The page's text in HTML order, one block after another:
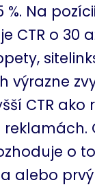
Na
CTR o 30
CTR
o
alebo